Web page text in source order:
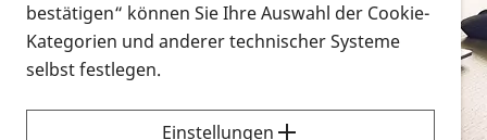
Alle Infomaterialien in verschiedenen
Formaten an einem Ort
Sie möchten wissen, wie Sie nach Infonmaterial
suchen und dieses bestellen bzw. herunterladen
bestätigen“ können Sie Ihre Auswahl der Cookie-
Kategorien und anderer technischer Systeme
selbst festlegen.
Einstellungen